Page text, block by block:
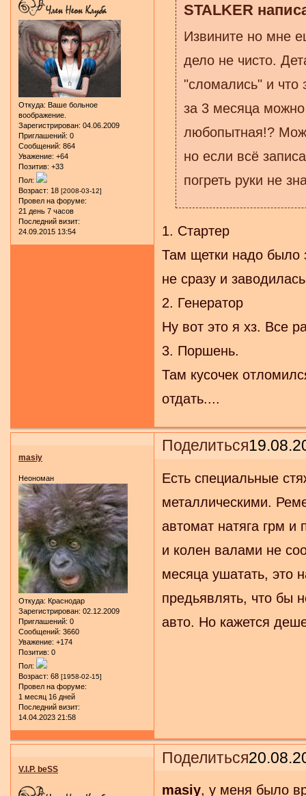
Откуда: Ваше больное
воображение.
Зарегистрирован: 04.06.2009
Приглашений: 0
Сообщений: 864
Уважение: +64
Позитив: +33
Пол:
Возраст: 18 [2008-03-12]
Провел на форуме:
21 день 7 часов
Последний визит:
24.09.2015 13:54
STALKER
Извините но мне
дело не чисто.
"сломались" и
за 3 месяца
любопытная!?
но если всё
погреть руки не
1. Стартер
Там щетки надо было
не сразу и
2. Генератор
Ну вот это я хз. Все
3. Поршень.
Там кусочек
отдать....
Поделиться
masiy
Неономан
Откуда: Краснодар
Зарегистрирован: 02.12.2009
Приглашений: 0
Сообщений: 3660
Уважение: +174
Позитив: 0
Пол:
Возраст: 68 [1958-02-15]
Провел на форуме:
1 месяц 16 дней
Последний визит:
14.04.2023 21:58
Есть специальные
металлическими.
автомат натяга грм и
и колен валами не
месяца ушатать, это
предьявлять, что бы
авто. Но кажется
Поделиться
V.I.P. beSS
masiy, у меня было